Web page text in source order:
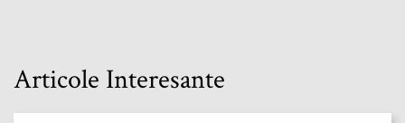
Articole Interesante